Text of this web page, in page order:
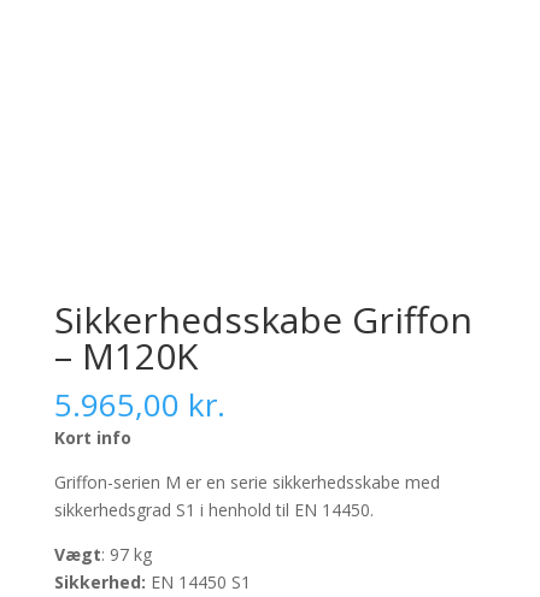
Sikkerhedsskabe Griffon
– M120K
5.965,00 kr.
Kort info
Griffon-serien M er en serie sikkerhedsskabe med
sikkerhedsgrad S1 i henhold til EN 14450.
Vægt: 97 kg
Sikkerhed: EN 14450 S1